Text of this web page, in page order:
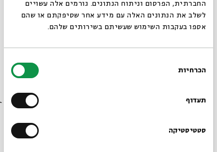
החברתית, הפרסום וניתוח הנתונים. גורמים אלה עשויים
לשלב את הנתונים האלה עם מידע אחר שסיפקתם או שהם
אספו בעקבות השימוש שעשיתם בשירותים שלהם.
הסכמה
הכרחיות
תעדוף
סטטיסטיקה
לרכישת כרטיס מנוי - ילד ומבוגר